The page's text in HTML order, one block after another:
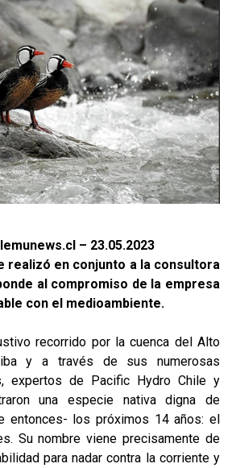
– 23.05.2023
realizó en conjunto a la consultora
al compromiso de la empresa
con el medioambiente.
recorrido por la cuenca del Alto
y a través de sus numerosas
expertos de Pacific Hydro Chile y
una especie nativa digna de
entonces- los próximos 14 años: el
Su nombre viene precisamente de
para nadar contra la corriente y